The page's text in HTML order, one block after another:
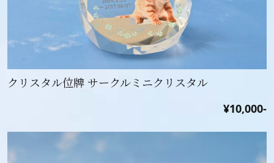
クリスタル位牌 サークルミニクリスタル
¥10,000-